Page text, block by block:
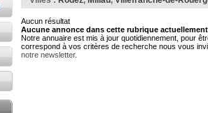
Aucun résultat
Aucune annonce dans cette rubrique
Notre annuaire est mis à jour quotidiennement, pour
correspond à vos critères de recherche nous vous
notre newsletter.